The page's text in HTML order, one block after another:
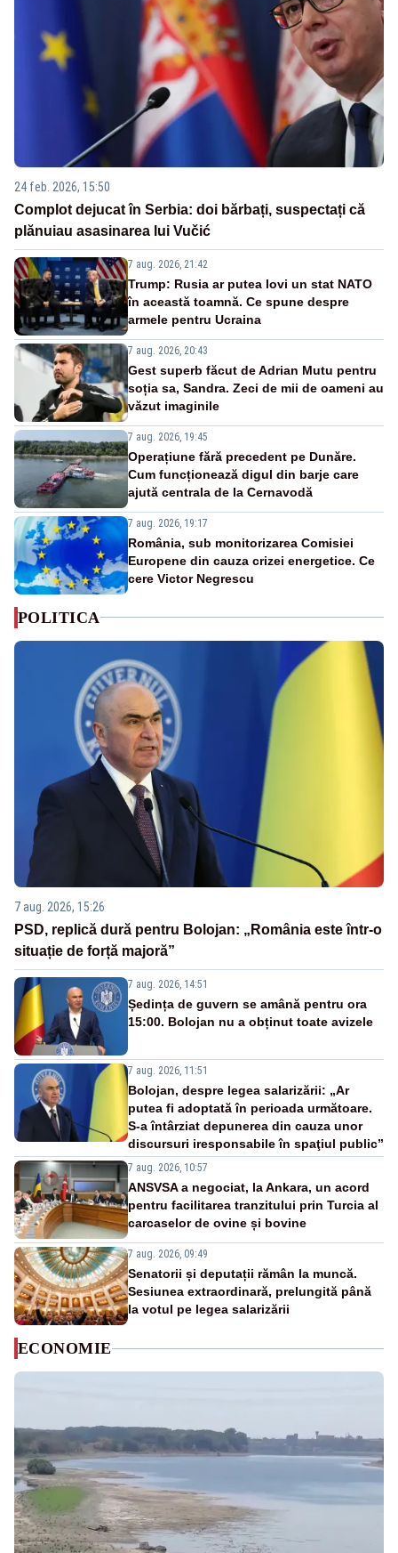
24 feb. 2026, 15:50
Complot dejucat în Serbia: doi bărbați, suspectați că
plănuiau asasinarea lui Vučić
7 aug. 2026, 21:42
Trump: Rusia ar putea lovi un stat NATO
în această toamnă. Ce spune despre
armele pentru Ucraina
7 aug. 2026, 20:43
Gest superb făcut de Adrian Mutu pentru
soția sa, Sandra. Zeci de mii de oameni au
văzut imaginile
7 aug. 2026, 19:45
Operațiune fără precedent pe Dunăre.
Cum funcționează digul din barje care
ajută centrala de la Cernavodă
7 aug. 2026, 19:17
România, sub monitorizarea Comisiei
Europene din cauza crizei energetice. Ce
cere Victor Negrescu
POLITICA
7 aug. 2026, 15:26
PSD, replică dură pentru Bolojan: „România este într-o
situație de forță majoră”
7 aug. 2026, 14:51
Ședința de guvern se amână pentru ora
15:00. Bolojan nu a obținut toate avizele
7 aug. 2026, 11:51
Bolojan, despre legea salarizării: „Ar
putea fi adoptată în perioada următoare.
S-a întârziat depunerea din cauza unor
discursuri iresponsabile în spaţiul public”
7 aug. 2026, 10:57
ANSVSA a negociat, la Ankara, un acord
pentru facilitarea tranzitului prin Turcia al
carcaselor de ovine și bovine
7 aug. 2026, 09:49
Senatorii și deputații rămân la muncă.
Sesiunea extraordinară, prelungită până
la votul pe legea salarizării
ECONOMIE